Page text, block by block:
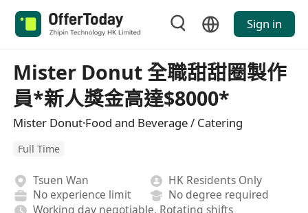
Sign in
Mister Donut 全職甜甜圈製作
員*新人獎金高達$8000*
Mister Donut·Food and Beverage / Catering
Full Time
Tsuen Wan
HK Residents Only
No experience limit
No degree required
Working day negotiable, Rotating shifts